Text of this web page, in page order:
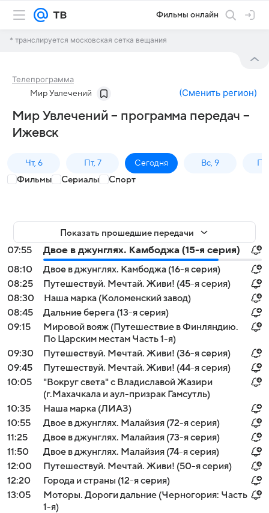
Фильмы онлайн
* транслируется московская сетка вещания
Телепрограмма
Мир Увлечений (Сменить регион)
Мир Увлечений – программа передач –
Ижевск
Чт, 6 Пт, 7 Сегодня Вс, 9
Фильмы Сериалы Спорт
Показать прошедшие передачи
07:55
Двое в джунглях. Камбоджа (15-я серия)
08:10
Двое в джунглях. Камбоджа (16-я серия)
08:25
Путешествуй. Мечтай. Живи! (45-я серия)
08:30
Наша марка (Коломенский завод)
08:45
Дальние берега (13-я серия)
09:15
Мировой вояж (Путешествие в Финляндию.
По Царским местам Часть 1-я)
09:30
Путешествуй. Мечтай. Живи! (36-я серия)
09:45
Путешествуй. Мечтай. Живи! (44-я серия)
10:05
"Вокруг света" с Владиславой Жазири
(г.Махачкала и аул-призрак Гамсутль)
10:35
Наша марка (ЛИАЗ)
10:55
Двое в джунглях. Малайзия (72-я серия)
11:25
Двое в джунглях. Малайзия (73-я серия)
11:50
Двое в джунглях. Малайзия (74-я серия)
12:00
Путешествуй. Мечтай. Живи! (50-я серия)
12:20
Города и страны (12-я серия)
13:05
Моторы. Дороги дальние (Черногория: Часть
1-я)